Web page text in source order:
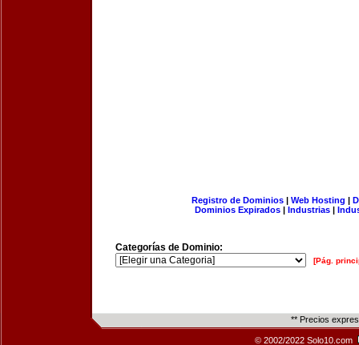
Registro de Dominios| Web Hosting |
Dominios Expirados | Industrias |
Categorías de Dominio:
[Pág.
** Precios
© 2002/2022 Solo10.com